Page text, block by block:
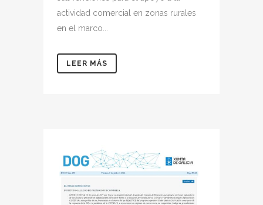
actividad comercial en zonas rurales
en el marco...
LEER MÁS